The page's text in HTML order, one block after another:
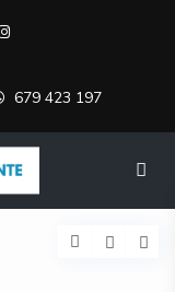
679 423 197